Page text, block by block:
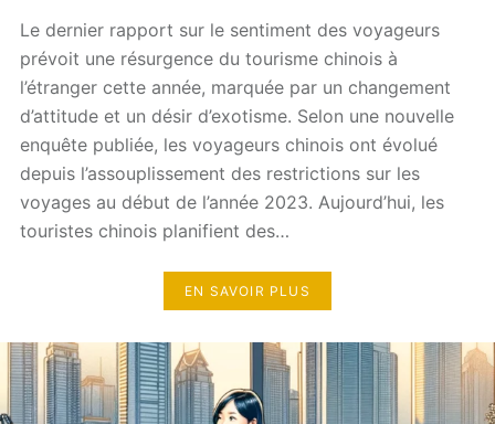
Le dernier rapport sur le sentiment des voyageurs
prévoit une résurgence du tourisme chinois à
l’étranger cette année, marquée par un changement
d’attitude et un désir d’exotisme. Selon une nouvelle
enquête publiée, les voyageurs chinois ont évolué
depuis l’assouplissement des restrictions sur les
voyages au début de l’année 2023. Aujourd’hui, les
touristes chinois planifient des…
EN SAVOIR PLUS